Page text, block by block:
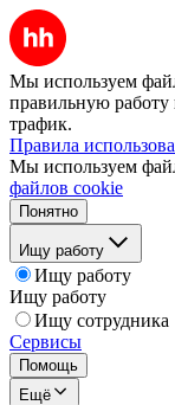
Мы используем
правильную работу
трафик.
Правила
Мы используем
файлов cookie
Понятно
Ищу работу
Ищу работу
Ищу работу
Ищу сотрудника
Сервисы
Помощь
Ещё